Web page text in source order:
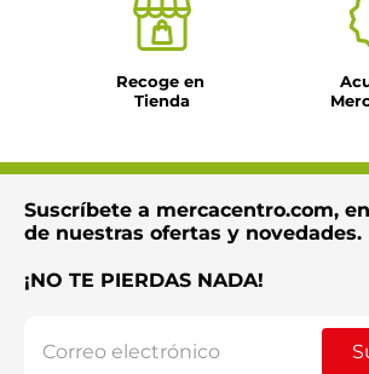
Recoge en
Tienda
Suscríbete a mercacentro.com,
de nuestras ofertas y novedades.
¡NO TE PIERDAS NADA!